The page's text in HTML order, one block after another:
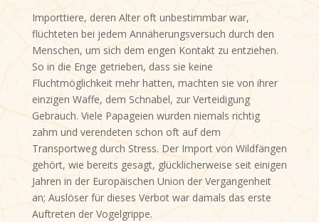
Importtiere, deren Alter oft unbestimmbar war,
flüchteten bei jedem Annäherungsversuch durch den
Menschen, um sich dem engen Kontakt zu entziehen.
So in die Enge getrieben, dass sie keine
Fluchtmöglichkeit mehr hatten, machten sie von ihrer
einzigen Waffe, dem Schnabel, zur Verteidigung
Gebrauch. Viele Papageien wurden niemals richtig
zahm und verendeten schon oft auf dem
Transportweg durch Stress. Der Import von Wildfängen
gehört, wie bereits gesagt, glücklicherweise seit einigen
Jahren in der Europäischen Union der Vergangenheit
an; Auslöser für dieses Verbot war damals das erste
Auftreten der Vogelgrippe.